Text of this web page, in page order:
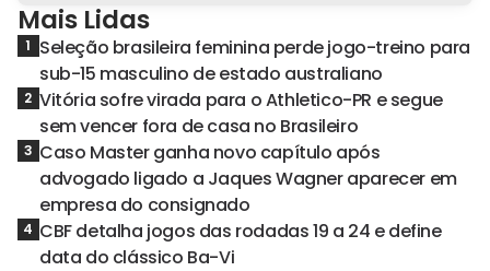
Mais Lidas
1 Seleção brasileira feminina perde jogo-treino para
sub-15 masculino de estado australiano
2 Vitória sofre virada para o Athletico-PR e segue
sem vencer fora de casa no Brasileiro
3 Caso Master ganha novo capítulo após
advogado ligado a Jaques Wagner aparecer em
empresa do consignado
4 CBF detalha jogos das rodadas 19 a 24 e define
data do clássico Ba-Vi